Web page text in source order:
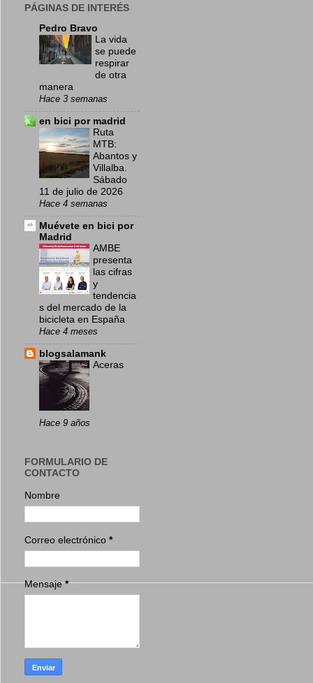
PÁGINAS DE INTERÉS
Pedro Bravo
La vida
se puede
respirar
de otra
manera
Hace 3 semanas
en bici por madrid
Ruta
MTB:
Abantos y
Villalba.
Sábado
11 de julio de 2026
Hace 4 semanas
Muévete en bici por
Madrid
AMBE
presenta
las cifras
y
tendencia
s del mercado de la
bicicleta en España
Hace 4 meses
blogsalamank
Aceras
Hace 9 años
FORMULARIO DE
CONTACTO
Nombre
Correo electrónico *
Mensaje*